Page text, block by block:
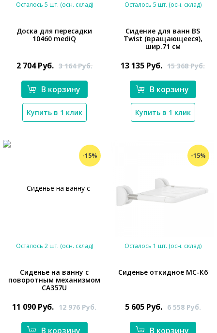
Осталось 5 шт. (осн. склад)
Доска для пересадки
10460 mediQ
2 704Руб. 3 164Руб.
В корзину
Купить в 1 клик
*}
Осталось 5 шт. (осн. склад)
Сидение для ванн BS
Twist (вращающееся),
шир.71 см
13 135 Руб. 15 368Руб.
В корзину
Купить в 1 клик
-15%
Осталось 2 шт. (осн. склад)
Сиденье на ванну с
поворотным механизмом
CA357U
11 090 Руб. 12 976Руб.
В корзину
-15%
Осталось 1 шт. (осн. склад)
Сиденье откидное МС-К6
5 605 Руб. 6 558Руб.
В корзину